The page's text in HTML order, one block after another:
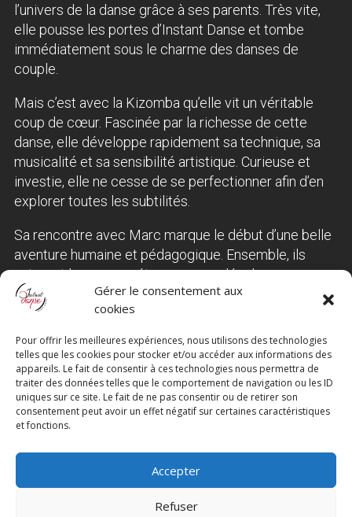
Gérer le consentement aux
cookies
Pour offrir les meilleures expériences, nous utilisons des technologies
telles que les cookies pour stocker et/ou accéder aux informations des
appareils. Le fait de consentir à ces technologies nous permettra de
traiter des données telles que le comportement de navigation ou les ID
uniques sur ce site. Le fait de ne pas consentir ou de retirer son
consentement peut avoir un effet négatif sur certaines caractéristiques
et fonctions.
Accepter
Refuser
l’univers de la danse grâce à ses parents. Très vite,
elle pousse les portes d’Instant Danse et tombe
immédiatement sous le charme des danses de
couple.
Mais c’est avec la Kizomba qu’elle vit un véritable
coup de cœur. Fascinée par la richesse de cette
danse, elle développe rapidement sa technique, sa
musicalité et sa sensibilité artistique. Curieuse et
investie, elle ne cesse de se perfectionner afin d’en
explorer toutes les subtilités.
Sa rencontre avec Marc marque le début d’une belle
aventure humaine et pédagogique. Ensemble, ils
unissent leurs compétences pour développer
l’enseignement de la Kizomba au sein d’Instant
Danse, avec une approche mêlant technique,
connexion et musicalité.
Retrouvez Alix chaque Jeudi à Aubagne. Avec Marc,
elle te transmettra toute sa passion et te fera
découvrir toute la richesse de la Kizomba !
En Vidéo